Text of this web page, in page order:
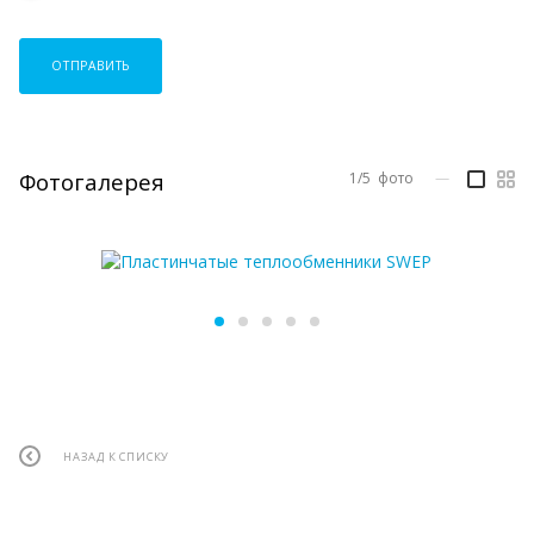
ОТПРАВИТЬ
Фотогалерея 1/5 фото —
НАЗАД К СПИСКУ